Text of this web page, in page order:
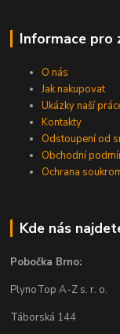
Informace pro
O nás
Jak nakupovat
Ukázky naší
Kontakty
Odstoupení od
Obchodní
Ochrana
Kde nás
Pobočka Brno:
PlynoTop A-Z s. r. o.
Táborská 144